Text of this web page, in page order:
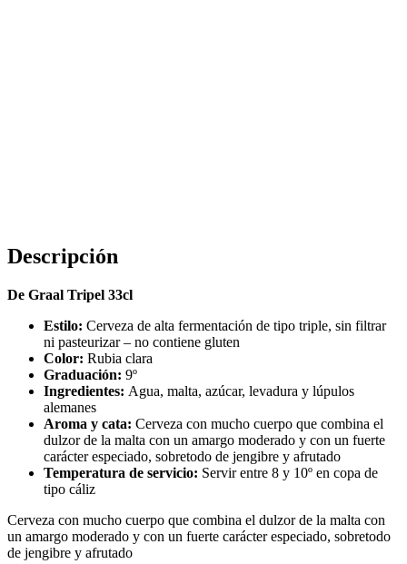
Descripción
De Graal Tripel 33cl
Estilo: Cerveza de alta fermentación de tipo triple, sin filtrar
ni pasteurizar – no contiene gluten
Color: Rubia clara
Graduación: 9º
Ingredientes: Agua, malta, azúcar, levadura y lúpulos
alemanes
Aroma y cata: Cerveza con mucho cuerpo que combina el
dulzor de la malta con un amargo moderado y con un fuerte
carácter especiado, sobretodo de jengibre y afrutado
Temperatura de servicio: Servir entre 8 y 10º en copa de
tipo cáliz
Cerveza con mucho cuerpo que combina el dulzor de la malta con
un amargo moderado y con un fuerte carácter especiado, sobretodo
de jengibre y afrutado